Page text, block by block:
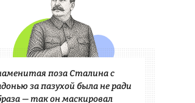
поза Сталина с
за пазухой была не ради
— так он маскировал